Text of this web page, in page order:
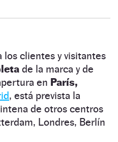
los clientes y visitantes
de la marca y de
en París,
, está prevista la
de otros centros
Londres, Berlín